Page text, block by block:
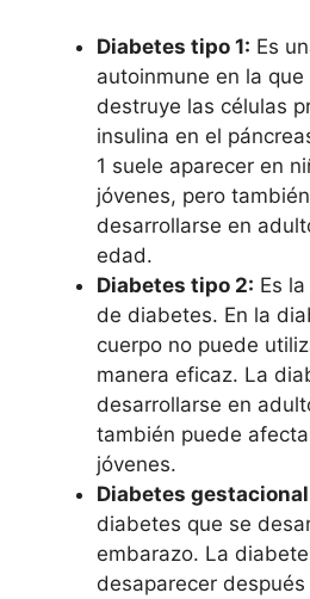
Diabetes tipo 1: Es
autoinmune en la
destruye las células
insulina en el
1 suele aparecer en
jóvenes, pero
desarrollarse en
edad.
Diabetes tipo 2: Es
de diabetes. En la
cuerpo no puede
manera eficaz. La
desarrollarse en
también puede
jóvenes.
Diabetes
diabetes que se
embarazo. La
desaparecer